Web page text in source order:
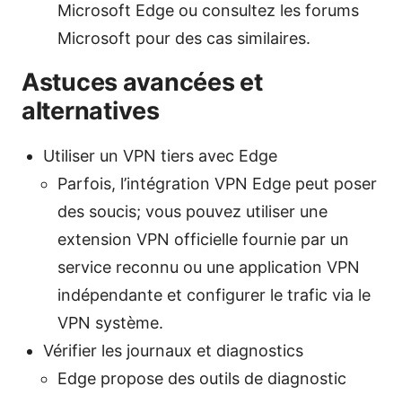
Microsoft Edge ou consultez les forums
Microsoft pour des cas similaires.
Astuces avancées et
alternatives
Utiliser un VPN tiers avec Edge
Parfois, l’intégration VPN Edge peut poser
des soucis; vous pouvez utiliser une
extension VPN officielle fournie par un
service reconnu ou une application VPN
indépendante et configurer le trafic via le
VPN système.
Vérifier les journaux et diagnostics
Edge propose des outils de diagnostic